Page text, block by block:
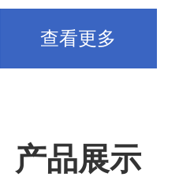
查看更多
产品展示